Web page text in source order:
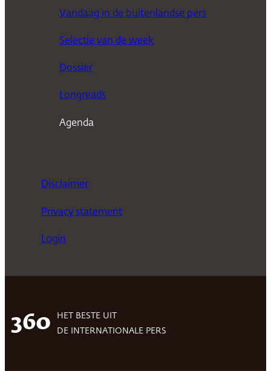
Vandaag in de buitenlandse pers
Selectie van de week
Dossier
Longreads
Agenda
Disclaimer
Privacy statement
Login
360
HET BESTE UIT
DE INTERNATIONALE PERS